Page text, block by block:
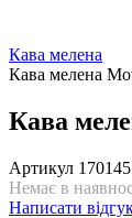
Кава мелена
Кава мелена
Кава
Артикул 170145
Немає в
Написати